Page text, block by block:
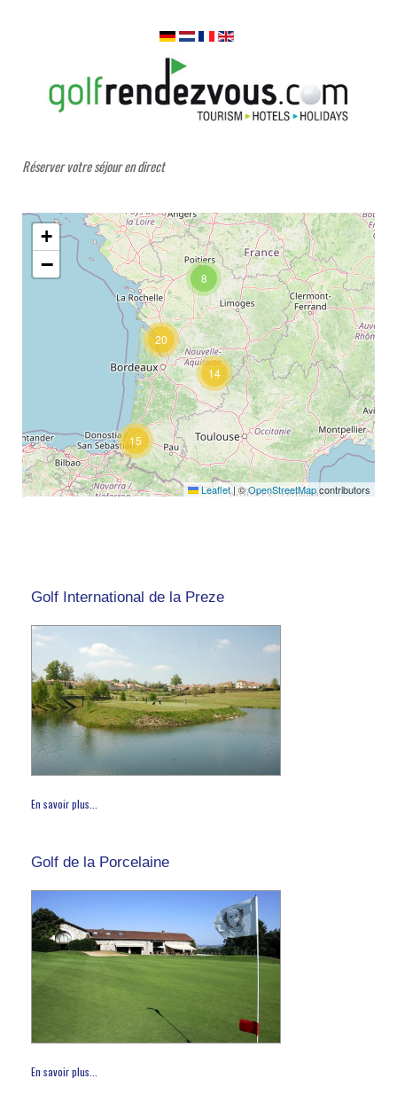
Réserver votre séjour en direct
15
14
20
8
+
−
Leaflet| ©OpenStreetMapcontributors
Golf International de la Preze
En savoir plus...
Golf de la Porcelaine
En savoir plus...